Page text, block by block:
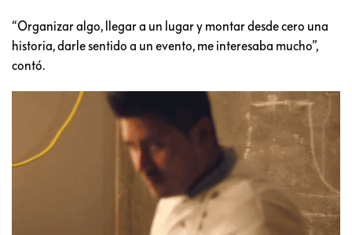
“Organizar algo, llegar a un lugar y montar desde cero una
historia, darle sentido a un evento, me interesaba mucho”,
contó.